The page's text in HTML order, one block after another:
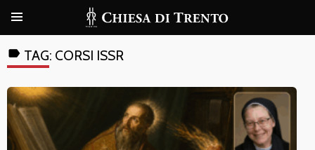
label TAG: CORSI ISSR